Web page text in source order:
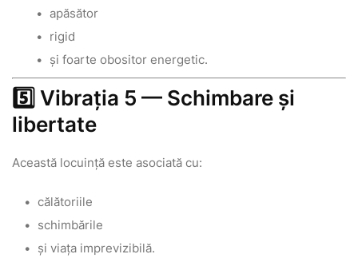
apăsător
rigid
și foarte obositor energetic.
5️⃣ Vibrația 5 — Schimbare și
libertate
Această locuință este asociată cu:
călătoriile
schimbările
și viața imprevizibilă.